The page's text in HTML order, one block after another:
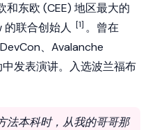
和东欧 (CEE) 地区最大的
的联合创始人 [1] 。曾在
、Avalanche
发表演讲。入选波兰福布
法本科时，从我的哥哥那